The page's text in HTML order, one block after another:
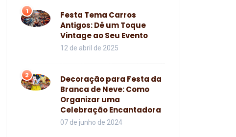
1
Festa Tema Carros
Antigos: Dê um Toque
Vintage ao Seu Evento
12 de abril de 2025
2
Decoração para Festa da
Branca de Neve: Como
Organizar uma
Celebração Encantadora
07 de junho de 2024